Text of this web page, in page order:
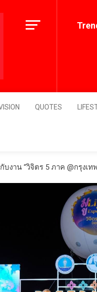
QUOTES
บงาน “วิจิตร 5 ภาค @กรุง